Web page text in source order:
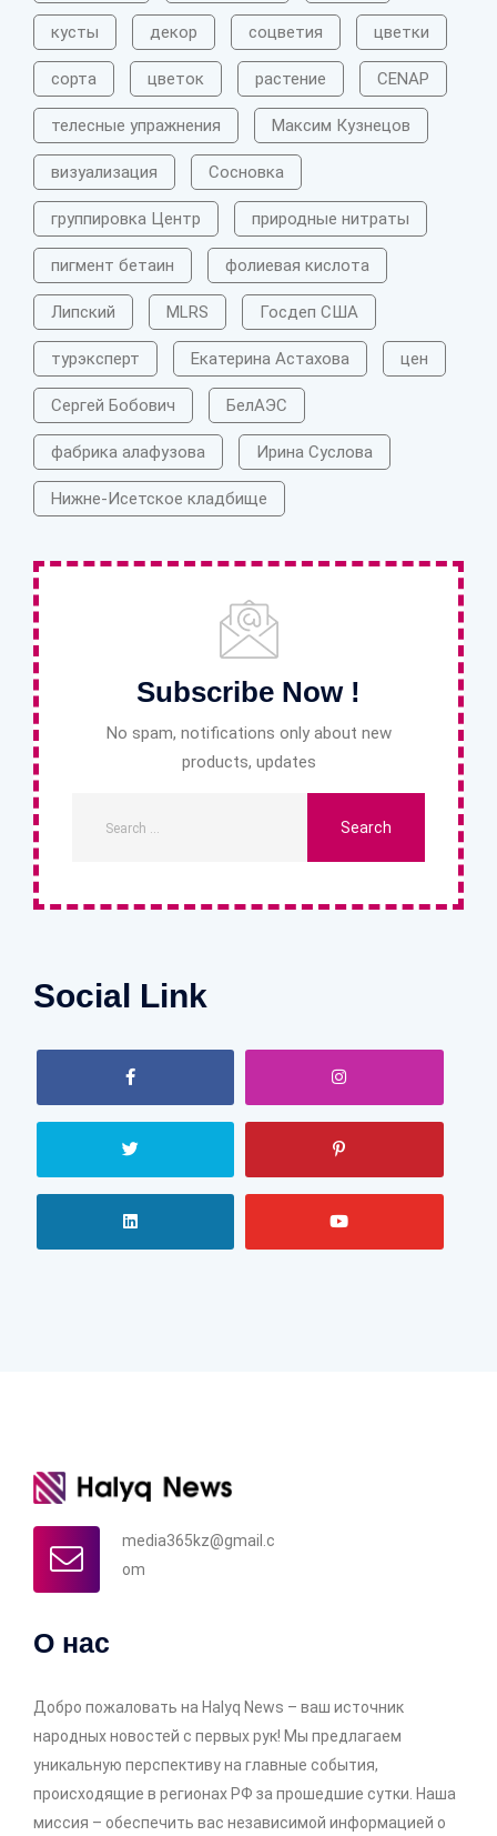
кусты декор соцветия цветки
сорта цветок растение CENAP
телесные упражнения Максим Кузнецов
визуализация Сосновка
группировка Центр природные нитраты
пигмент бетаин фолиевая кислота
Липский MLRS Госдеп США
турэксперт Екатерина Астахова цен
Сергей Бобович БелАЭС
фабрика алафузова Ирина Суслова
Нижне-Исетское кладбище
Subscribe Now !
No spam, notifications only about new
products, updates
Social Link
media365kz@gmail.c
om
О нас
Добро пожаловать на Halyq News – ваш источник
народных новостей с первых рук! Мы предлагаем
уникальную перспективу на главные события,
происходящие в регионах РФ за прошедшие сутки. Наша
миссия – обеспечить вас независимой информацией о